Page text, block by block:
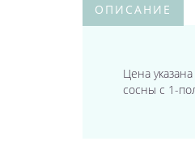
ОПИСАНИЕ
Цена
сосны с 1-